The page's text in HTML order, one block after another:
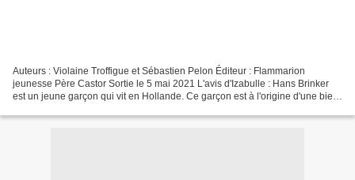
Auteurs : Violaine Troffigue et Sébastien Pelon Éditeur : Flammarion
jeunesse Père Castor Sortie le 5 mai 2021 L'avis d'Izabulle : Hans Brinker
est un jeune garçon qui vit en Hollande. Ce garçon est à l'origine d'une bien